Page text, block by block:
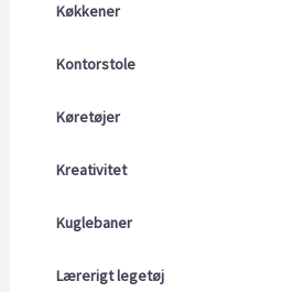
Køkkener
Kontorstole
Køretøjer
Kreativitet
Kuglebaner
Lærerigt legetøj